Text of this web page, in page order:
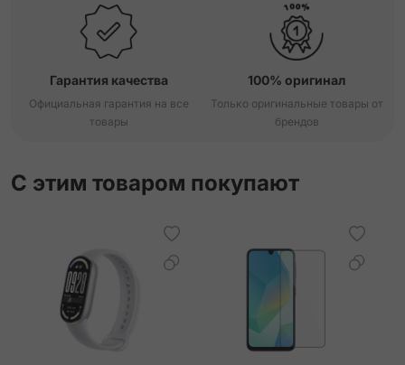
Гарантия качества
Официальная гарантия на все
товары
100% оригинал
Только оригинальные товары от
брендов
С этим товаром покупают